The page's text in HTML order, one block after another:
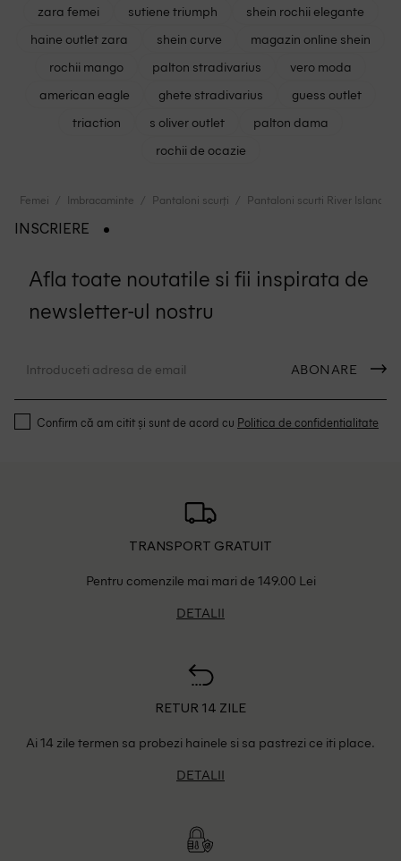
zara femei
sutiene triumph
shein rochii elegante
haine outlet zara
shein curve
magazin online shein
rochii mango
palton stradivarius
vero moda
american eagle
ghete stradivarius
guess outlet
triaction
s oliver outlet
palton dama
rochii de ocazie
Femei Imbracaminte Pantaloni scurți Pantaloni scurti River Island,
INSCRIERE
Afla toate noutatile si fii inspirata de
newsletter-ul nostru
ABONARE
Confirm că am citit și sunt de acord cu Politica de confidentialitate
TRANSPORT GRATUIT
Pentru comenzile mai mari de 149.00 Lei
DETALII
RETUR 14 ZILE
Ai 14 zile termen sa probezi hainele si sa pastrezi ce iti place.
DETALII